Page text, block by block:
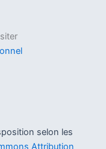
selon les
Attribution